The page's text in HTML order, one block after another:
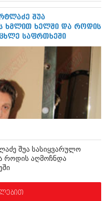
შუა
ხმლით ხელში და როდის
საფრთხეში
შუა სასიყვარულო
როდის აღმოჩნდა